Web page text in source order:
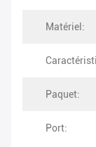
Matériel:
Paquet:
Port: